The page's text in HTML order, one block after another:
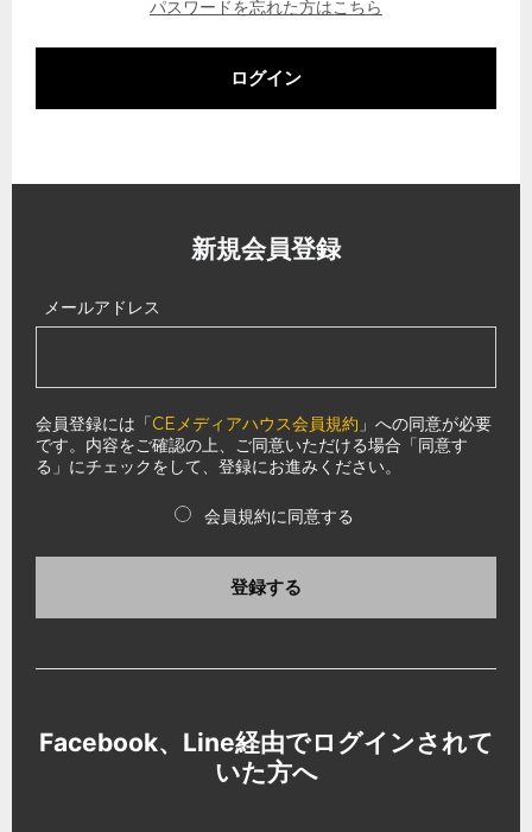
パスワードを忘れた方はこちら
ログイン
新規会員登録
メールアドレス
会員登録には「CEメディアハウス会員規約 」への同意が必要
です。内容をご確認の上、ご同意いただける場合「同意す
る」にチェックをして、登録にお進みください。
会員規約に同意する
登録する
Facebook、Line経由でログインされて
いた方へ